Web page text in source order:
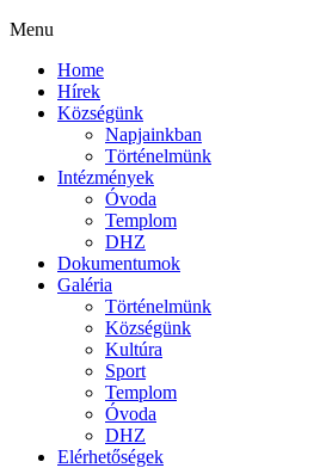
Menu
Home
Hírek
Községünk
Napjainkban
Történelmünk
Intézmények
Óvoda
Templom
DHZ
Dokumentumok
Galéria
Történelmünk
Községünk
Kultúra
Sport
Templom
Óvoda
DHZ
Elérhetőségek